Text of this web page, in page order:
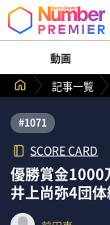
動画
記事一覧
#1071
SCORE CARD
優勝賞金1000
井上尚弥4団